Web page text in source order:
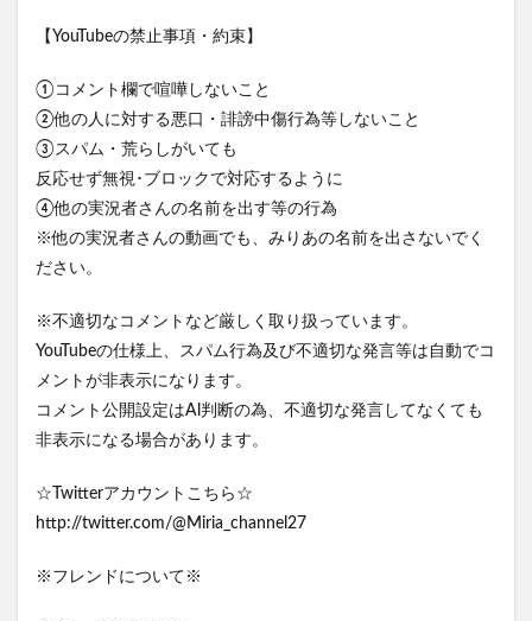
【YouTubeの禁止事項・約束】
①コメント欄で喧嘩しないこと
②他の人に対する悪口・誹謗中傷行為等しないこと
③スパム・荒らしがいても
反応せず無視･ブロックで対応するように
④他の実況者さんの名前を出す等の行為
※他の実況者さんの動画でも、みりあの名前を出さないでく
ださい。
※不適切なコメントなど厳しく取り扱っています。
YouTubeの仕様上、スパム行為及び不適切な発言等は自動でコ
メントが非表示になります。
コメント公開設定はAl判断の為、不適切な発言してなくても
非表示になる場合があります。
☆Twitterアカウントこちら☆
http://twitter.com/@Miria_channel27
※フレンドについて※